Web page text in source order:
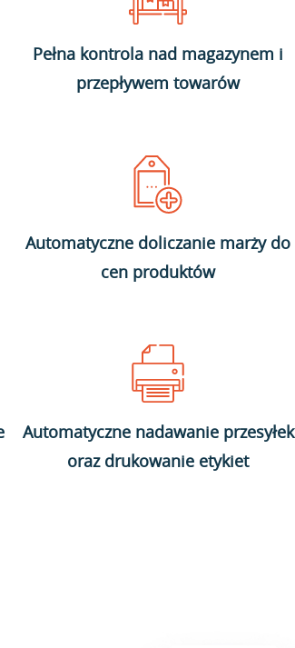
Pełna kontrola nad magazynem i
przepływem towarów
Automatyczne doliczanie marży do
cen produktów
Automatyczne nadawanie przesyłek
oraz drukowanie etykiet